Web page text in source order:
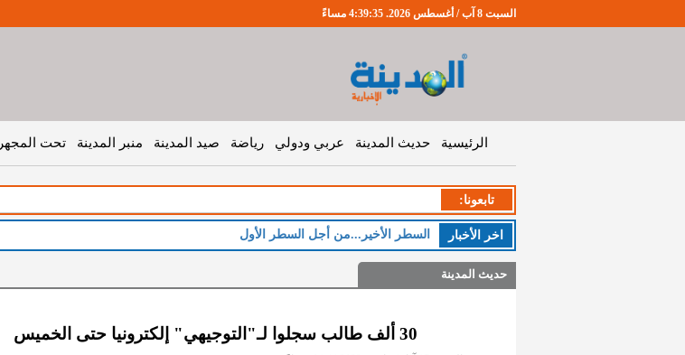
السبت 8 آب / أغسطس 2026. 4:39:35 مساءً
الرئيسية حديث المدينة عربي ودولي رياضة صيد المدينة منبر المدينة تحت المجهر
تابعونا:
اخر اﻷخبار السطر الأخير...من أجل السطر الأول
حديث المدينة
30 ألف طالب سجلوا لـ"التوجيهي" إلكترونيا حتى الخميس